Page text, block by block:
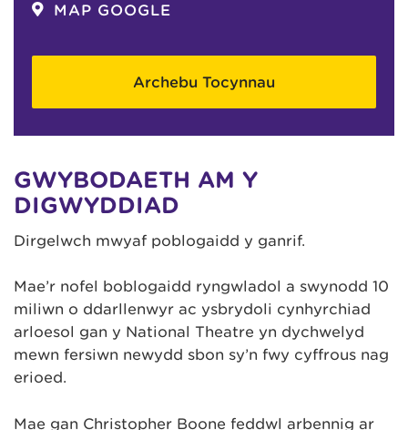
MAP GOOGLE
Archebu Tocynnau
GWYBODAETH AM Y
DIGWYDDIAD
Dirgelwch mwyaf poblogaidd y ganrif.
Mae’r nofel boblogaidd ryngwladol a swynodd 10
miliwn o ddarllenwyr ac ysbrydoli cynhyrchiad
arloesol gan y National Theatre yn dychwelyd
mewn fersiwn newydd sbon sy’n fwy cyffrous nag
erioed.
Mae gan Christopher Boone feddwl arbennig ar